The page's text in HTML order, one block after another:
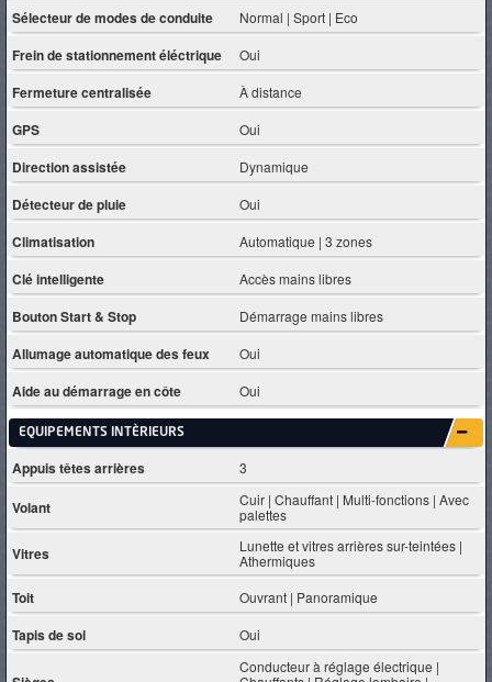
Sélecteur de modes de conduite Normal | Sport | Eco
Frein de stationnement éléctrique Oui
Fermeture centralisée À distance
GPS Oui
Direction assistée Dynamique
Détecteur de pluie Oui
Climatisation Automatique | 3 zones
Clé intelligente Accès mains libres
Bouton Start & Stop Démarrage mains libres
Allumage automatique des feux Oui
Aide au démarrage en côte Oui
EQUIPEMENTS INTÈRIEURS
Appuis têtes arrières 3
Volant
Cuir | Chauffant | Multi-fonctions | Avec
palettes
Vitres
Lunette et vitres arrières sur-teintées |
Athermiques
Toit Ouvrant | Panoramique
Tapis de sol Oui
Conducteur à réglage électrique |